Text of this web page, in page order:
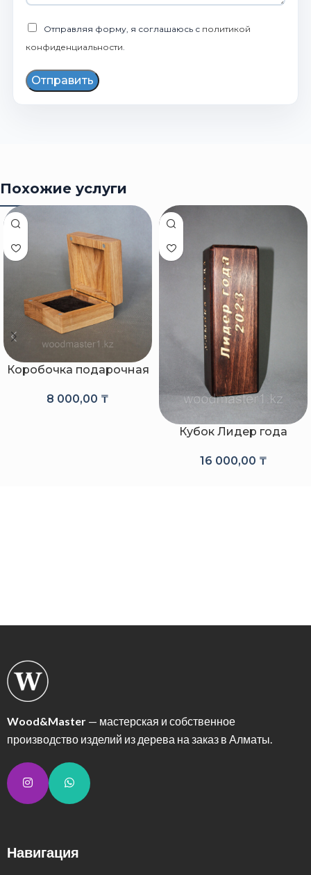
Отправляя форму, я соглашаюсь с политикой
конфиденциальности
Отправить
Похожие услуги
Коробочка подарочная
8 000,00 ₸
Кубок Лидер года
16 000,00 ₸
Wood&Master — мастерская и собственное
производство изделий из дерева на заказ в Алматы.
Навигация